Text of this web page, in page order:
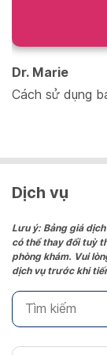
Dr. Marie
Cách sử dụng
Dịch vụ
Lưu ý: Bảng giá
có thể thay đổi tuỳ
phòng khám. Vui
dịch vụ trước khi